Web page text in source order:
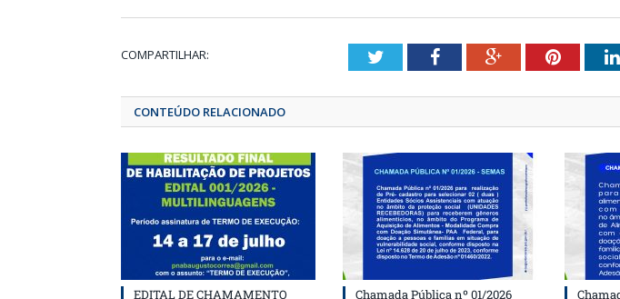
COMPARTILHAR: TwitterFacebookGoogle+
CONTEÚDO RELACIONADO
EDITAL DE CHAMAMENTO
Chamada Pública nº 01/2026